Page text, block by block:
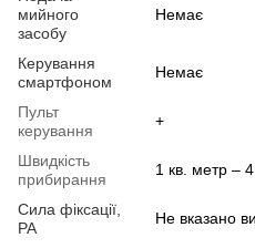
мийного
засобу
Немає
Керування
смартфоном
Немає
Пульт
керування
+
Швидкість
прибирання
1 кв. метр –
Сила фіксації,
РА
Не вказано